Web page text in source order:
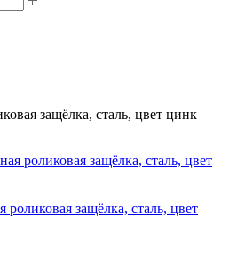
защёлка, сталь, цвет цинк
роликовая защёлка, сталь, цвет